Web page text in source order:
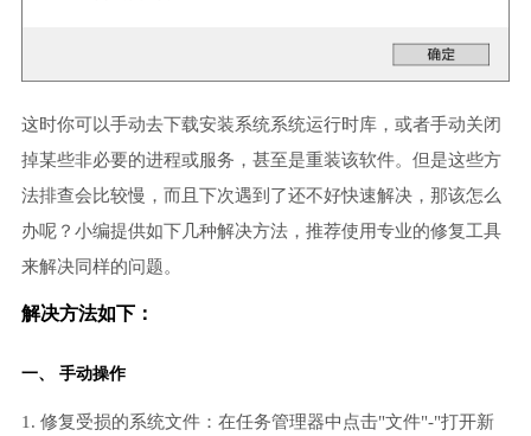
这时你可以手动去下载安装系统系统运行时库，或者手动关闭
掉某些非必要的进程或服务，甚至是重装该软件。但是这些方
法排查会比较慢，而且下次遇到了还不好快速解决，那该怎么
办呢？小编提供如下几种解决方法，推荐使用专业的修复工具
来解决同样的问题。
解决方法如下：
一、 手动操作
1. 修复受损的系统文件：在任务管理器中点击"文件"-"打开新